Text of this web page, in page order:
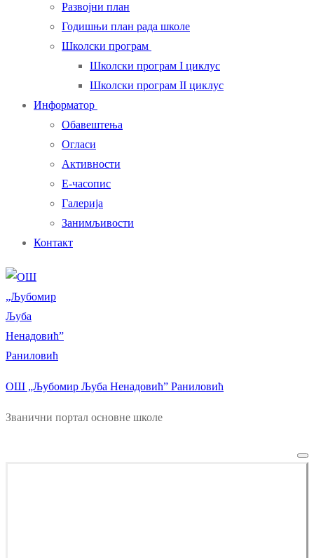
Развојни план
Годишњи план рада школе
Школски програм
Школски програм I циклус
Школски програм II циклус
Информатор
Обавештења
Огласи
Активности
Е-часопис
Галерија
Занимљивости
Контакт
ОШ „Љубомир Љуба Ненадовић” Раниловић
Званични портал основне школе